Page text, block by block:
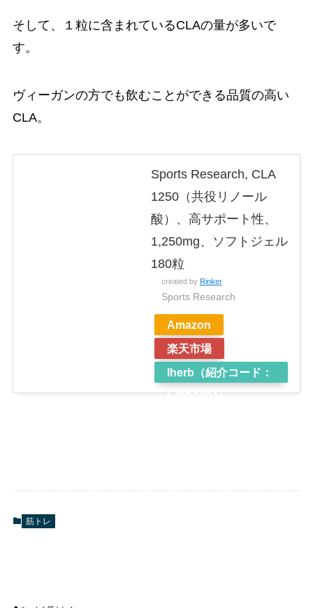
そして、１粒に含まれているCLAの量が多いで
す。
ヴィーガンの方でも飲むことができる品質の高い
CLA。
Sports Research, CLA
1250（共役リノール
酸）、高サポート性、
1,250mg、ソフトジェル
180粒
created by Rinker
Sports Research
Amazon
楽天市場
Iherb（紹介コード：
CMB5863）
筋トレ